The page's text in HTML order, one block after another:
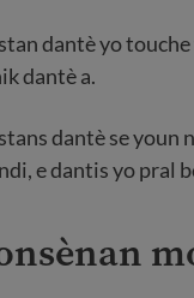
dantè yo touche
dantè a.
dantè se youn
e dantis yo pral